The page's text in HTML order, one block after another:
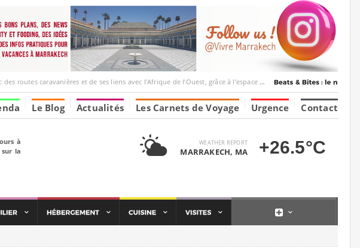
et de ses liens avec l’Afrique de l’Ouest, grâce à l’espace Marrakesh-Tumbuktu.
Le Blog Actualités Les Carnets de Voyage Urgence Contact
à
la
WEATHER REPORT
MARRAKECH, MA +26.5°C